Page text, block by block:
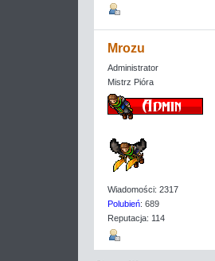
Mrozu
Administrator
Mistrz Pióra
Wiadomości: 2317
Polubień: 689
Reputacja: 114